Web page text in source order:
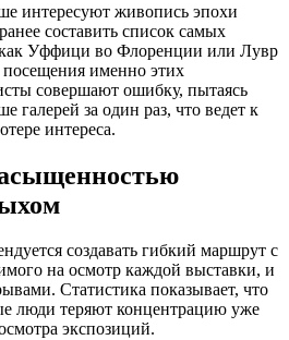
интересуют живопись эпохи
составить список самых
как Уффици во Флоренции или Лувр
именно этих
совершают ошибку, пытаясь
галерей за один раз, что ведет к
интереса.
создавать гибкий маршрут с
на осмотр каждой выставки, и
Статистика показывает, что
люди теряют концентрацию уже
экспозиций.